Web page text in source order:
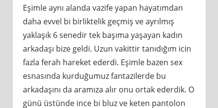
Eşimle aynı alanda vazife yapan hayatımdan
daha evvel bi birliktelik geçmiş ve ayrılmış
yaklaşık 6 senedir tek başıma yaşayan kadın
arkadaşı bize geldi. Uzun vakittir tanıdığım icin
fazla ferah hareket ederdi. Eşimle bazen sex
esnasında kurduğumuz fantazilerde bu
arkadaşını da aramıza alır onu ortak ederdik. O
günü üstünde ince bi bluz ve keten pantolon